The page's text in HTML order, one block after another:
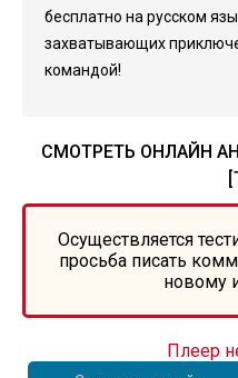
бесплатно на русском
захватывающих
командой!
СМОТРЕТЬ ОНЛАЙН
Осуществляется
просьба писать
новому
Плеер